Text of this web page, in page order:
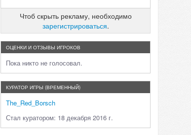
Чтоб скрыть рекламу, необходимо
зарегистрироваться.
ОЦЕНКИ И ОТЗЫВЫ ИГРОКОВ
Пока никто не голосовал.
КУРАТОР ИГРЫ (ВРЕМЕННЫЙ)
The_Red_Borsch
Стал куратором: 18 декабря 2016 г.